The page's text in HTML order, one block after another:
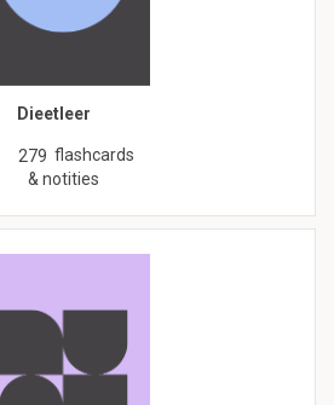
Dieetleer
279 flashcards
& notities